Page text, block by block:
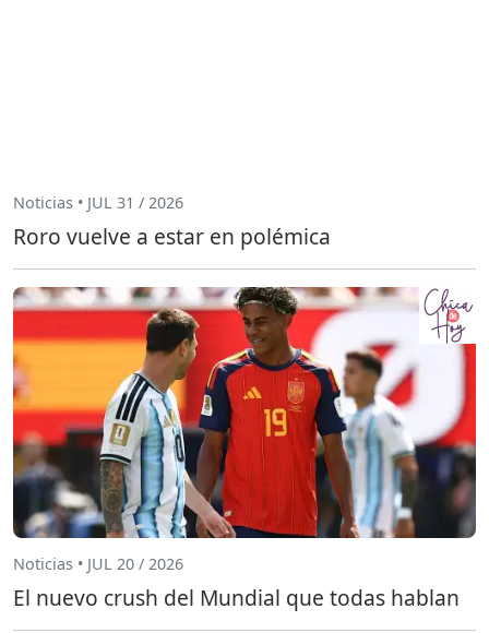
Noticias • JUL 31 / 2026
Roro vuelve a estar en polémica
Noticias • JUL 20 / 2026
El nuevo crush del Mundial que todas hablan